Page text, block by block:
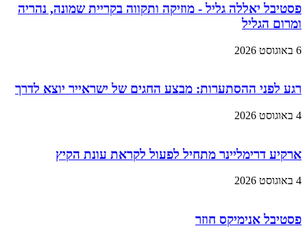
פסטיבל יאללה גליל - מוזיקה ותקווה בקריית שמונה, נהריה
ומרום הגליל
6 באוגוסט 2026
רגע לפני ההסתערות: מבצע החגים של ישראייר יוצא לדרך
4 באוגוסט 2026
ארקיע דרימליינר מתחיל לפעול לקראת עונת הקיץ
4 באוגוסט 2026
פסטיבל אנימיקס חוזר